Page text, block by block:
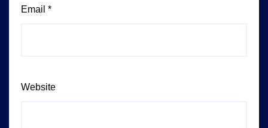
Email *
Website